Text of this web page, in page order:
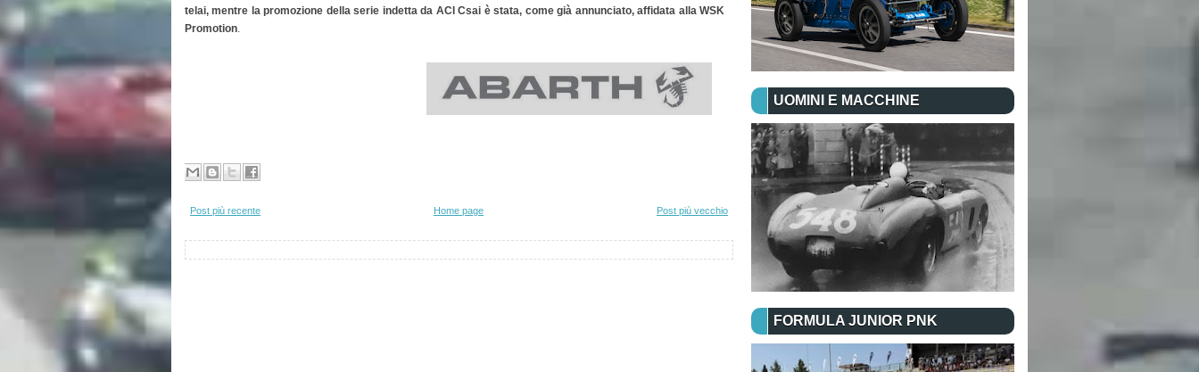
telai, mentre la promozione della serie indetta da ACI Csai è stata, come già annunciato, affidata alla WSK
Promotion.
Post più recente Post più vecchio
Home page
UOMINI E MACCHINE
FORMULA JUNIOR PNK